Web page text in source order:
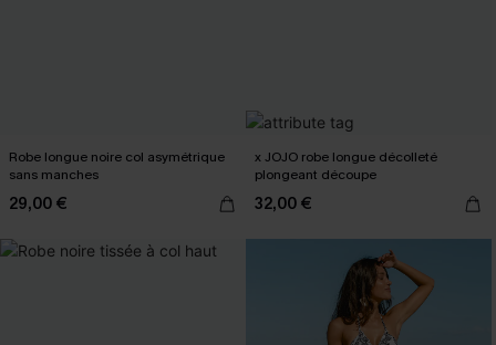
Robe longue noire col asymétrique
sans manches
29,00 €
x JOJO robe longue décolleté
plongeant découpe
32,00 €